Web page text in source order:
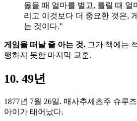
옳을 때 얼마를 벌고, 틀릴 때 얼
리고 이것보다 더 중요한 것은,
는 것이다."
게임을 떠날 줄 아는 것. 그가 책에는
행하지 못한 마지막 교훈.
10. 49년
1877년 7월 26일. 매사추세츠주 슈루
아이가 태어났다.